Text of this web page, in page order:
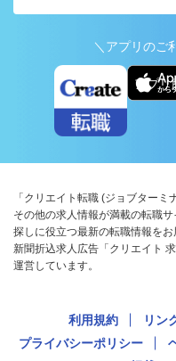
＼アプリのご
アプリ
「クリエイト転職 (ジョブター
その他の求人情報が満載の転職
探しに役立つ最新の転職情報をお
新聞折込求人広告「クリエイト
運営しています。
利用規約 リン
プライバシーポリシー